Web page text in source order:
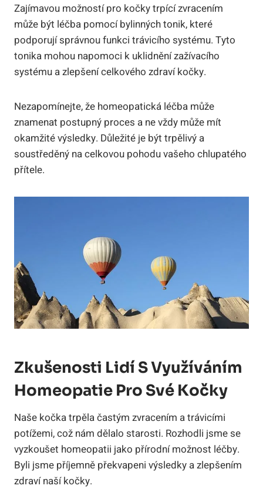
Zajímavou možností ⁤pro kočky trpící ⁣zvracením
může být léčba pomocí bylinných tonik, které
podporují správnou ​funkci trávicího‍ systému. Tyto
tonika ⁤mohou‍ napomoci k uklidnění zažívacího
systému a‌ zlepšení celkového zdraví‍ kočky.
Nezapomínejte, že homeopatická léčba ⁤může
znamenat postupný ⁤proces a ne ⁣vždy může mít
okamžité výsledky. Důležité je být ⁢trpělivý a
soustředěný​ na ⁤celkovou pohodu vašeho chlupatého
přítele.
Zkušenosti Lidí ⁣s ‍využíváním
Homeopatie Pro Své Kočky
Naše kočka⁢ trpěla častým zvracením a trávicími
potížemi, což​ nám dělalo starosti. ​Rozhodli ‍jsme‍ se
vyzkoušet homeopatii jako přírodní možnost ⁢léčby.
Byli jsme příjemně​ překvapeni​ výsledky ⁤a zlepšením
zdraví naší ⁣kočky.